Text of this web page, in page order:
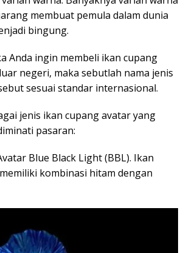
membuat pemula dalam dunia
bingung.
Anda ingin membeli ikan cupang
negeri, maka sebutlah nama jenis
sesuai standar internasional.
jenis ikan cupang avatar yang
pasaran:
Blue Black Light (BBL). Ikan
kombinasi hitam dengan